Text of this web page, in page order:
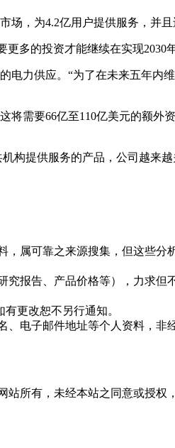
，为4.2亿用户提供服务，并且
多的投资才能继续在实现2030
力供应。“为了在未来五年内
需要66亿至110亿美元的额外
构提供服务的产品，公司越来越
属可靠之来源搜集，但这些
报告、产品价格等），力求
更改恕不另行通知。
电子邮件地址等个人资料，
站所有，未经本站之同意或授